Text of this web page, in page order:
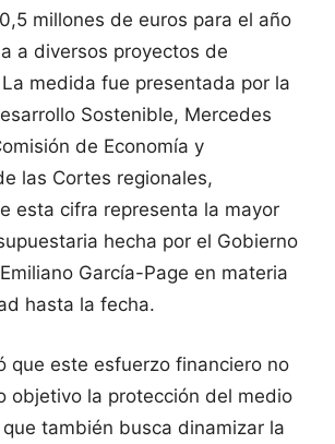
millones de euros para el año
a diversos proyectos de
medida fue presentada por la
Sostenible, Mercedes
de Economía y
las Cortes regionales,
esta cifra representa la mayor
hecha por el Gobierno
García-Page en materia
hasta la fecha.
que este esfuerzo financiero no
objetivo la protección del medio
también busca dinamizar la